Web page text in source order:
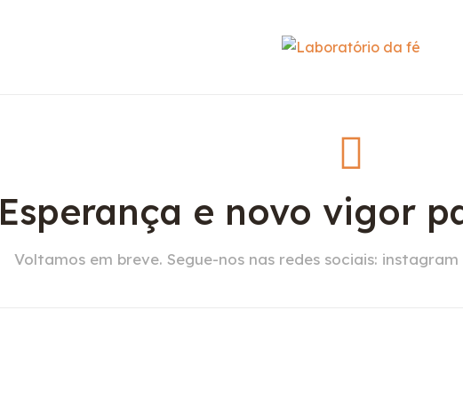
Esperança e novo vigor
Voltamos em breve. Segue-nos nas redes sociais: